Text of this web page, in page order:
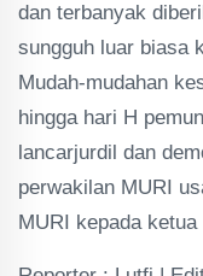
dan terbanyak
sungguh luar biasa
Mudah-mudahan
hingga hari H
lancarjurdil dan
perwakilan MURI
MURI kepada